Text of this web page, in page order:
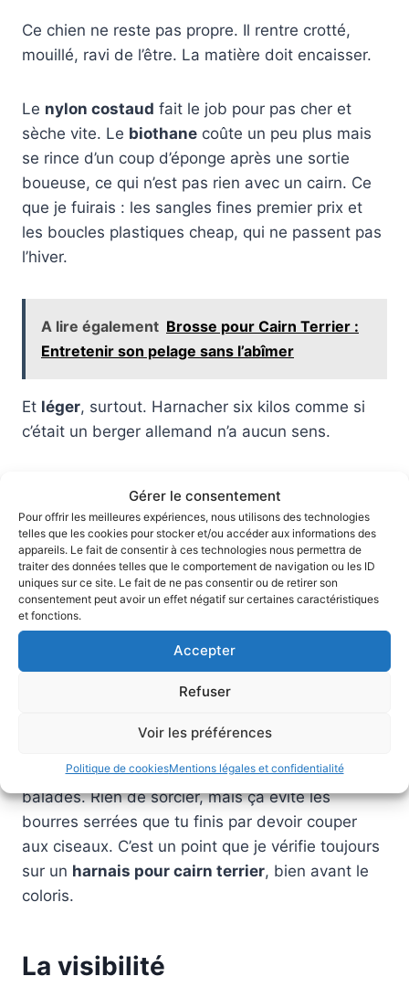
Gérer le consentement
Pour offrir les meilleures expériences, nous utilisons des technologies
telles que les cookies pour stocker et/ou accéder aux informations des
appareils. Le fait de consentir à ces technologies nous permettra de
traiter des données telles que le comportement de navigation ou les ID
uniques sur ce site. Le fait de ne pas consentir ou de retirer son
consentement peut avoir un effet négatif sur certaines caractéristiques
et fonctions.
Accepter
Refuser
Voir les préférences
Politique de cookiesMentions légales et confidentialité
Ce chien ne reste pas propre. Il rentre crotté,
mouillé, ravi de l’être. La matière doit encaisser.
Le nylon costaud fait le job pour pas cher et
sèche vite. Le biothane coûte un peu plus mais
se rince d’un coup d’éponge après une sortie
boueuse, ce qui n’est pas rien avec un cairn. Ce
que je fuirais : les sangles fines premier prix et
les boucles plastiques cheap, qui ne passent pas
l’hiver.
A lire également Brosse pour Cairn Terrier :
Entretenir son pelage sans l’abîmer
Et léger, surtout. Harnacher six kilos comme si
c’était un berger allemand n’a aucun sens.
Le poil, le vrai piège
Voilà le truc dont presque personne ne parle. Le
cairn a unpoil double et dur, fait pour résister au
crachin écossais. Les sangles qui frottent toute la
journée le feutrent, et tu te retrouves avec des
nœuds sous les aisselles.
La parade tient en deux gestes. Choisir des
sangles plates et lisses
, légèrement
coup de brosse à ces endroits après les longues
balades. Rien de sorcier, mais ça évite les
bourres serrées que tu finis par devoir couper
aux ciseaux. C’est un point que je vérifie toujours
sur un harnais pour cairn terrier, bien avant le
coloris.
La visibilité